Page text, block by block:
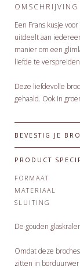
OMSCHRIJVING
Een Frans kusje
uitdeelt aan
manier om een
liefde te
Deze liefdevolle
gehaald. Ook in
BEVESTIG JE
PRODUCT
FORMAAT
MATERIAAL
SLUITING
De gouden
Omdat deze
zitten in